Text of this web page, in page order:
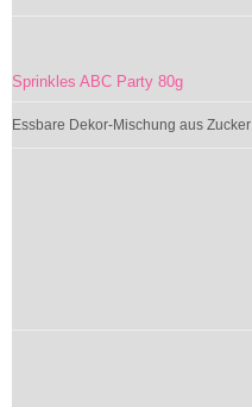
Sprinkles ABC Party 80g
Essbare Dekor-Mischung aus Zucker